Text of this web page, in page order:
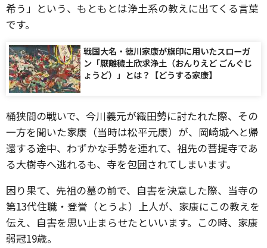
希う」という、もともとは浄土系の教えに出てくる言葉
です。
戦国大名・徳川家康が旗印に用いたスローガ
ン「厭離穢土欣求浄土（おんりえど ごんぐじ
ょうど）」とは？【どうする家康】
桶狭間の戦いで、今川義元が織田勢に討たれた際、その
一方を聞いた家康（当時は松平元康）が、岡崎城へと帰
還する途中、わずかな手勢を連れて、祖先の菩提寺であ
る大樹寺へ逃れるも、寺を包囲されてしまいます。
困り果て、先祖の墓の前で、自害を決意した際、当寺の
第13代住職・登誉（とうよ）上人が、家康にこの教えを
伝え、自害を思い止まらせたといいます。この時、家康
弱冠19歳。